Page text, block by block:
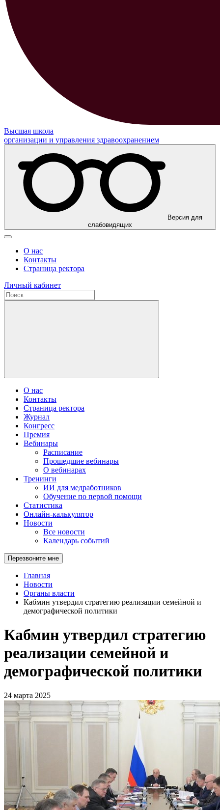
Высшая школа
организации и управления здравоохранением
Версия для
слабовидящих
О нас
Контакты
Страница ректора
Личный кабинет
О нас
Контакты
Страница ректора
Журнал
Конгресс
Премия
Вебинары
Расписание
Прошедшие вебинары
О вебинарах
Тренинги
ИИ для медработников
Обучение по первой помощи
Статистика
Онлайн-калькулятор
Новости
Все новости
Календарь событий
Перезвоните мне
Главная
Новости
Органы власти
Кабмин утвердил стратегию реализации семейной и
демографической политики
Кабмин утвердил стратегию
реализации семейной и
демографической политики
24 марта 2025